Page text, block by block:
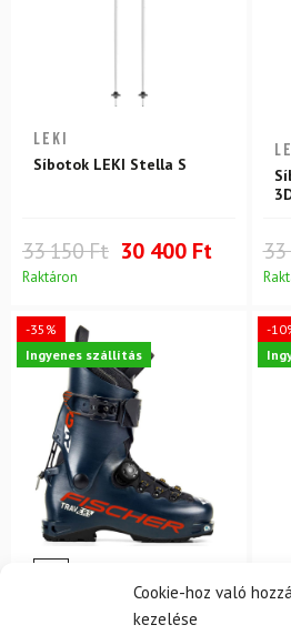
Cookie-hoz való
kezelése
LEKI
Síbotok LEKI Stella S
33 150 Ft 30 400 Ft
Raktáron
33
-35%
Ingyenes szállítás
Síalpinista sícipő FISCHER
-